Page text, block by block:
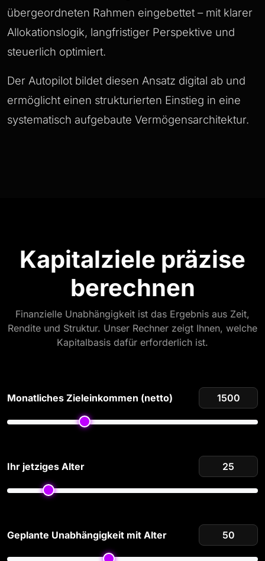
übergeordneten Rahmen eingebettet – mit klarer
Allokationslogik, langfristiger Perspektive und
steuerlich optimiert.
Der Autopilot bildet diesen Ansatz digital ab und
ermöglicht einen strukturierten Einstieg in eine
systematisch aufgebaute Vermögensarchitektur.
Kapitalziele präzise
berechnen
Finanzielle Unabhängigkeit ist das Ergebnis aus Zeit,
Rendite und Struktur. Unser Rechner zeigt Ihnen, welche
Kapitalbasis dafür erforderlich ist.
Monatliches Zieleinkommen (netto)
Ihr jetziges Alter
Geplante Unabhängigkeit mit Alter